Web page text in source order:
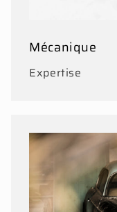
Mécanique
Expertise